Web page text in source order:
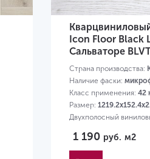
Icon Floor Black
Сальваторе
Страна производства:
Наличие фаски:
Класс применения: 42
Размер:
Двухполосный
1 190 руб. м2